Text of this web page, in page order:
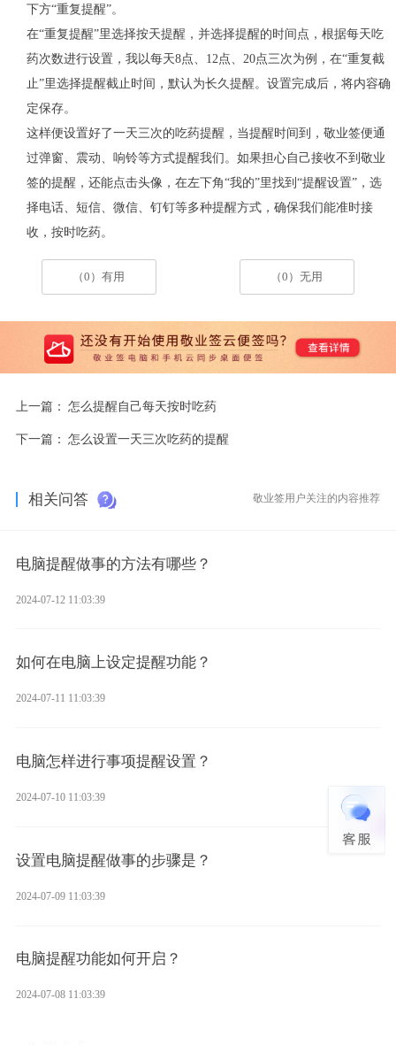
下方“重复提醒”。
在“重复提醒”里选择按天提醒，并选择提醒的时间点，根据每天吃
药次数进行设置，我以每天8点、12点、20点三次为例，在“重复截
止”里选择提醒截止时间，默认为长久提醒。设置完成后，将内容确
定保存。
这样便设置好了一天三次的吃药提醒，当提醒时间到，敬业签便通
过弹窗、震动、响铃等方式提醒我们。如果担心自己接收不到敬业
签的提醒，还能点击头像，在左下角“我的”里找到“提醒设置”，选
择电话、短信、微信、钉钉等多种提醒方式，确保我们能准时接
收，按时吃药。
（0）有用 （0）无用
上一篇： 怎么提醒自己每天按时吃药
下一篇： 怎么设置一天三次吃药的提醒
相关问答 敬业签用户关注的内容推荐
电脑提醒做事的方法有哪些？
2024-07-12 11:03:39
如何在电脑上设定提醒功能？
2024-07-11 11:03:39
电脑怎样进行事项提醒设置？
2024-07-10 11:03:39
设置电脑提醒做事的步骤是？
2024-07-09 11:03:39
电脑提醒功能如何开启？
2024-07-08 11:03:39